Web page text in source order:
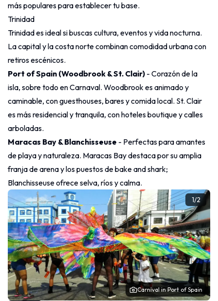
más populares para establecer tu base.
Trinidad
Trinidad es ideal si buscas cultura, eventos y vida nocturna.
La capital y la costa norte combinan comodidad urbana con
retiros escénicos.
Port of Spain (Woodbrook & St. Clair) - Corazón de la
isla, sobre todo en Carnaval. Woodbrook es animado y
caminable, con guesthouses, bares y comida local. St. Clair
es más residencial y tranquila, con hoteles boutique y calles
arboladas.
Maracas Bay & Blanchisseuse - Perfectas para amantes
de playa y naturaleza. Maracas Bay destaca por su amplia
franja de arena y los puestos debake and shark;
Blanchisseuse ofrece selva, ríos y calma.
1/2
Carnival in Port of Spain